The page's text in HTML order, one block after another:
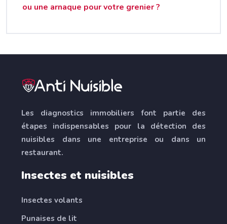
ou une arnaque pour votre grenier ?
Les diagnostics immobiliers font partie des
étapes indispensables pour la détection des
nuisibles dans une entreprise ou dans un
restaurant.
Insectes et nuisibles
Insectes volants
Punaises de lit